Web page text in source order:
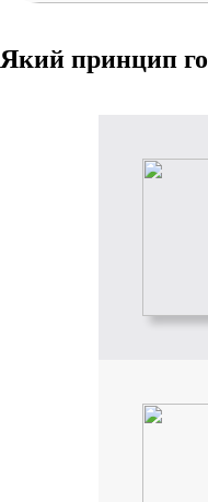
Який принцип